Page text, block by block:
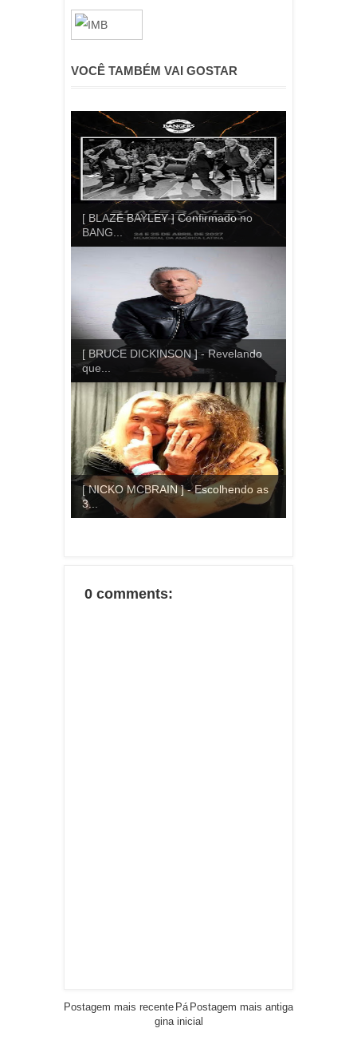
VOCÊ TAMBÉM VAI GOSTAR
[ BLAZE BAYLEY ] Confirmado no
BANG...
[ BRUCE DICKINSON ] - Revelando
que...
[ NICKO MCBRAIN ] - Escolhendo as
3...
0 comments:
Postagem mais recente Postagem mais antiga
Pá
gina inicial